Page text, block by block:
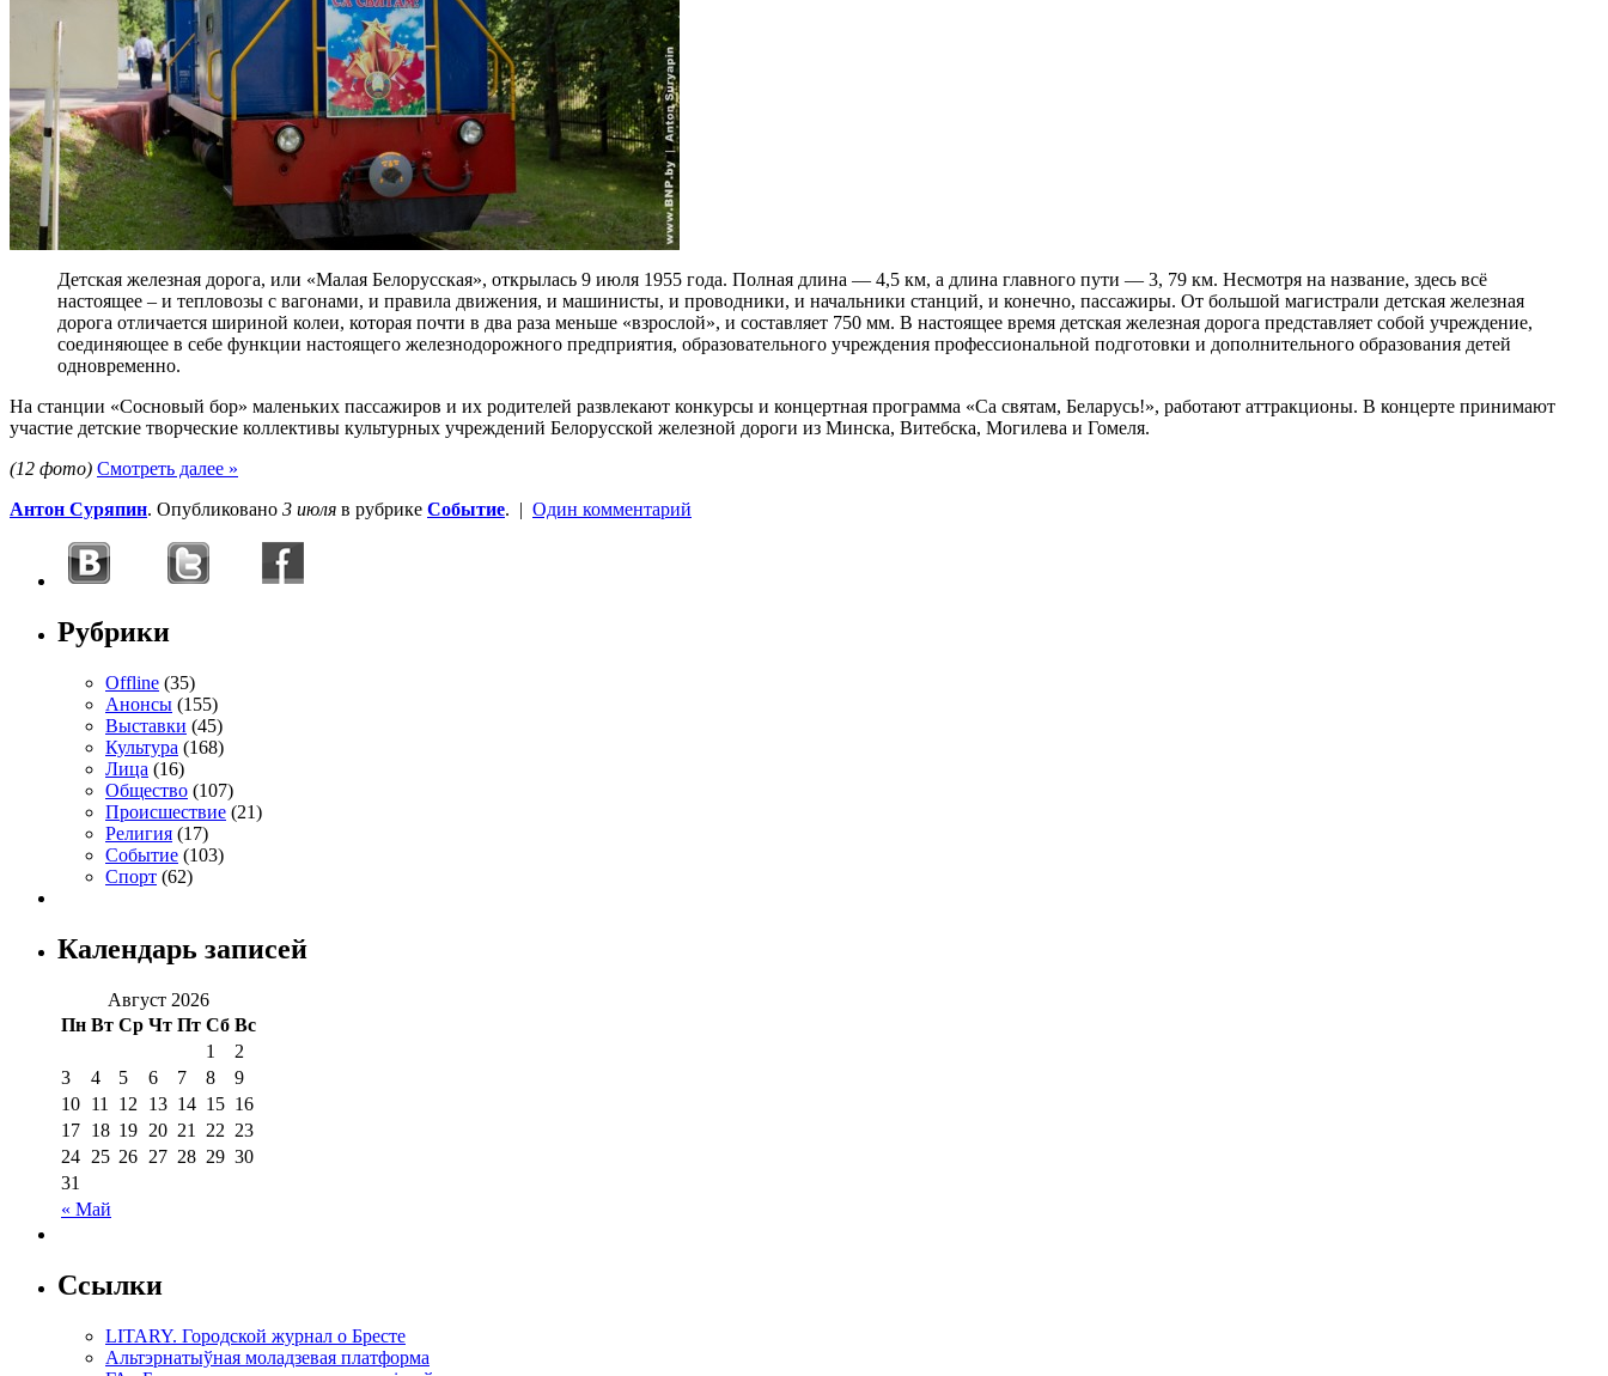
Детская железная дорога, или «Малая Белорусская», открылась 9 июля 1955 года. Полная длина — 4,5 км, а длина главного пути — 3, 79 км. Несмотря на название, здесь всё
настоящее – и тепловозы с вагонами, и правила движения, и машинисты, и проводники, и начальники станций, и конечно, пассажиры. От большой магистрали детская железная
дорога отличается шириной колеи, которая почти в два раза меньше «взрослой», и составляет 750 мм. В настоящее время детская железная дорога представляет собой учреждение,
соединяющее в себе функции настоящего железнодорожного предприятия, образовательного учреждения профессиональной подготовки и дополнительного образования детей
одновременно.
На станции «Сосновый бор» маленьких пассажиров и их родителей развлекают конкурсы и концертная программа «Са святам, Беларусь!», работают аттракционы. В концерте принимают
участие детские творческие коллективы культурных учреждений Белорусской железной дороги из Минска, Витебска, Могилева и Гомеля.
(12 фото) Смотреть далее »
Антон Суряпин. Опубликовано 3 июля в рубрике Событие. | Один комментарий
Рубрики
Offline (35)
Анонсы (155)
Выставки (45)
Культура (168)
Лица (16)
Общество (107)
Происшествие (21)
Религия (17)
Событие (103)
Спорт (62)
Календарь записей
Август 2026
Пн Вт Ср Чт Пт Сб Вс
« Май
1
2
3
4 5 6 7 8
9
10 11 12 13 14 15 16
17 18 19 20 21 22 23
24 25 26 27 28 29 30
31
Ссылки
LITARY. Городской журнал о Бресте
Альтэрнатыўная моладзевая платформа